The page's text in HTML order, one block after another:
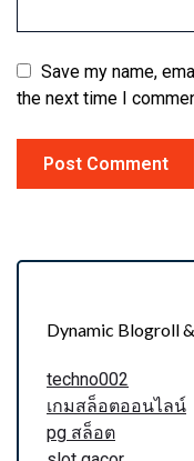
Save my name,
the next time I
Dynamic Blogroll
techno002
เกมสล็อตออนไลน์
pg สล็อต